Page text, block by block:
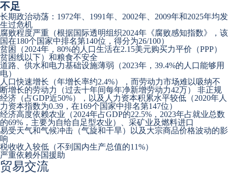
不足
长期政治动荡：1972年、1991年、2002年、2009年和2025年均发
生过危机
腐败程度严重（根据国际透明组织2024年《腐败感知指数》，该
国在180个国家中排名第140位，得分为26/100）
贫困（2024年，80%的人口生活在2.15美元购买力平价（PPP）
贫困线以下）和粮食不安全
道路、供水和电力基础设施薄弱（2023年，39.4%的人口能够用
电）
人口快速增长（年增长率约2.4%），而劳动力市场难以吸纳不
断增长的劳动力（过去十年间每年净新增劳动力42万） 非正规
经济（占GDP近50%），以及人力资本积累水平较低（2020年人
力资本指数为0.39，在169个国家中排名第147位）
经济高度依赖农业（2024年占GDP的22.5%，2023年占就业总数
的69%，主要为自给自足型农业）、采矿业及燃料进口
易受天气和气候冲击（气旋和干旱）以及大宗商品价格波动的影
响
税收收入较低（不到国内生产总值的11%）
严重依赖外国援助
贸易交流